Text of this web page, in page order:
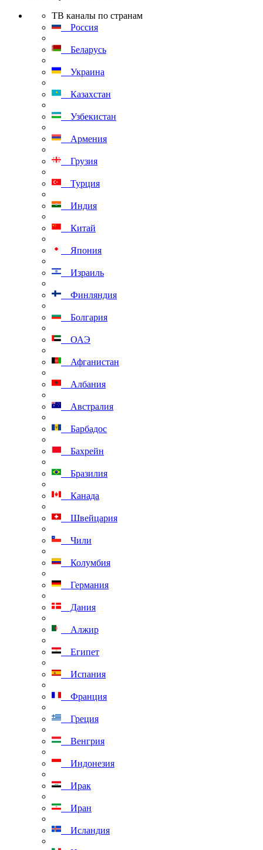
ТВ каналы по странам
Россия
Беларусь
Украина
Казахстан
Узбекистан
Армения
Грузия
Турция
Индия
Китай
Япония
Израиль
Финляндия
Болгария
ОАЭ
Афганистан
Албания
Австралия
Барбадос
Бахрейн
Бразилия
Канада
Швейцария
Чили
Колумбия
Германия
Дания
Алжир
Египет
Испания
Франция
Греция
Венгрия
Индонезия
Ирак
Иран
Исландия